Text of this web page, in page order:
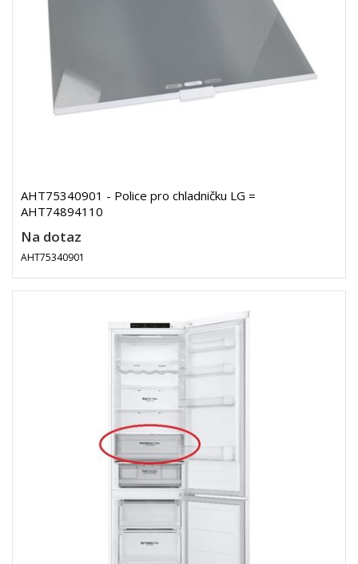
AHT75340901 - Police pro chladničku LG =
AHT74894110
Na dotaz
AHT75340901